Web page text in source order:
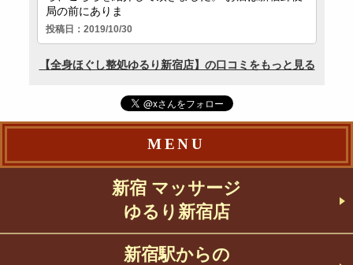
MENU
新宿 マッサージ
ゆるり新宿店
新宿駅からの